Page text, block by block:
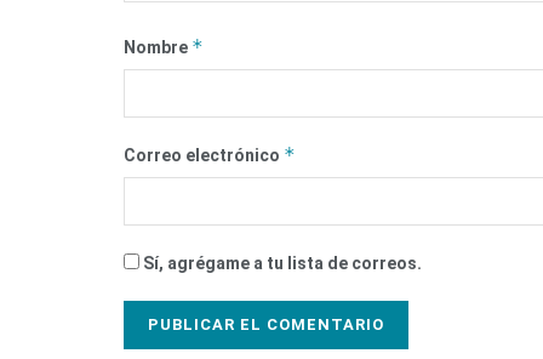
Nombre *
Correo electrónico *
Sí, agrégame a tu lista de correos.